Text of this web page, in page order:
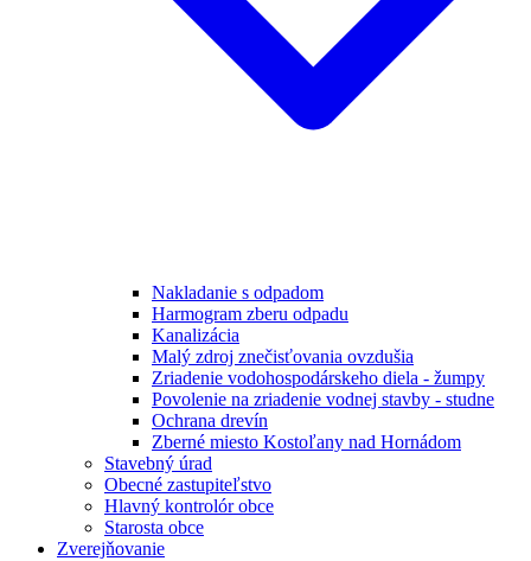
Nakladanie s odpadom
Harmogram zberu odpadu
Kanalizácia
Malý zdroj znečisťovania ovzdušia
Zriadenie vodohospodárskeho diela - žumpy
Povolenie na zriadenie vodnej stavby - studne
Ochrana drevín
Zberné miesto Kostoľany nad Hornádom
Stavebný úrad
Obecné zastupiteľstvo
Hlavný kontrolór obce
Starosta obce
Zverejňovanie